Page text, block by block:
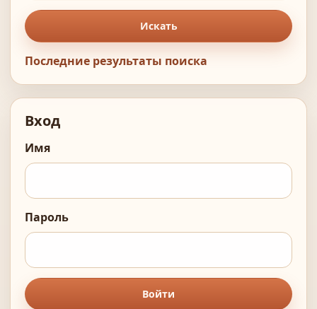
Искать
Последние результаты поиска
Вход
Имя
Пароль
Войти